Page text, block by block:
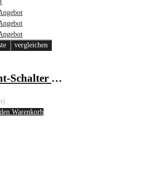
vergleichen
Bremslicht-Schalter – Audi, Ford, Seat, Skoda, VW
Warenkorb